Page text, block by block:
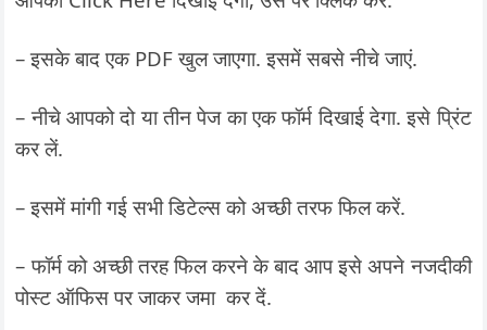
– इसके बाद एक PDF खुल जाएगा. इसमें सबसे नीचे जाएं.
– नीचे आपको दो या तीन पेज का एक फॉर्म दिखाई देगा. इसे प्रिंट
कर लें.
– इसमें मांगी गई सभी डिटेल्स को अच्छी तरफ फिल करें.
– फॉर्म को अच्छी तरह फिल करने के बाद आप इसे अपने नजदीकी
पोस्ट ऑफिस पर जाकर जमा कर दें.